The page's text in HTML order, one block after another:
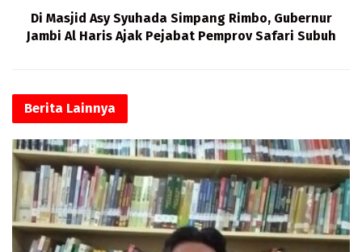
Di Masjid Asy Syuhada Simpang Rimbo, Gubernur
Jambi Al Haris Ajak Pejabat Pemprov Safari Subuh
Berita Lainnya